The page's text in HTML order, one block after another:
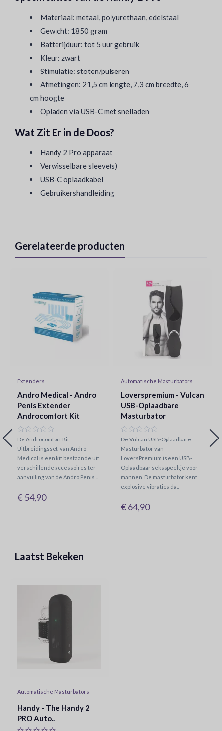
Materiaal: metaal, polyurethaan, edelstaal
Gewicht: 1850 gram
Batterijduur: tot 5 uur gebruik
Kleur: zwart
Stimulatie: stoten/pulseren
Afmetingen: 21,5 cm lengte, 7,3 cm breedte, 6
cm hoogte
Opladen via USB-C met snelladen
Wat Zit Er in de Doos?
Handy 2 Pro apparaat
Verwisselbare sleeve(s)
USB-C oplaadkabel
Gebruikershandleiding
Gerelateerde producten
Extenders
Andro Medical - Andro
Penis Extender
Androcomfort Kit
De Androcomfort Kit
Uitbreidingsset van Andro
Medical is een kit bestaande uit
verschillende accessoires ter
aanvulling van de Andro Penis ..
€ 54,90
Automatische Masturbators
Loverspremium - Vulcan
USB-Oplaadbare
Masturbator
De Vulcan USB-Oplaadbare
Masturbator van
LoversPremium is een USB-
Oplaadbaar seksspeeltje voor
mannen. De masturbator kent
explosive vibraties da..
€ 64,90
Laatst Bekeken
Automatische Masturbators
Handy - The Handy 2
PRO Auto..